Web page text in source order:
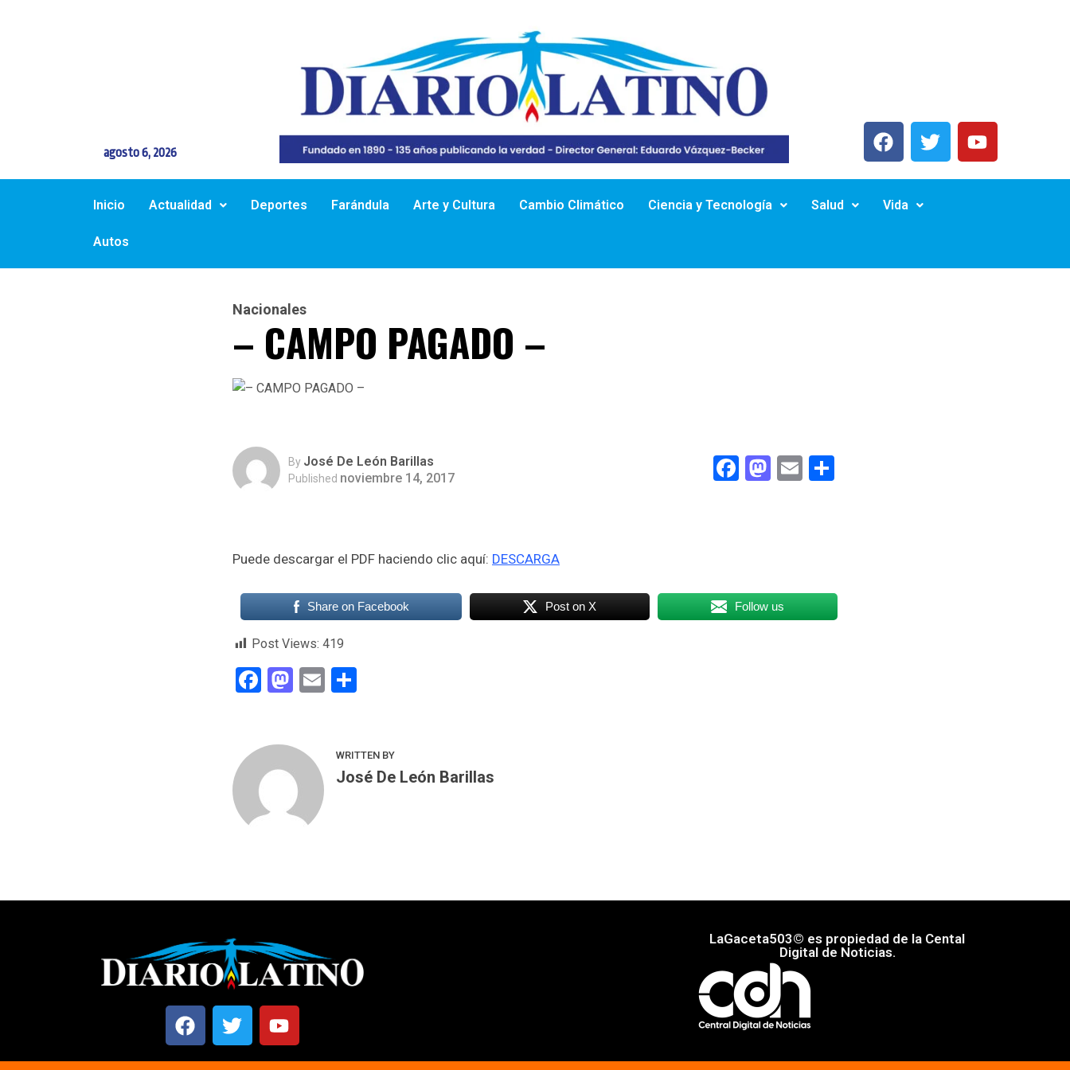
agosto 6, 2026
Inicio Actualidad Deportes Farándula Arte y Cultura Cambio Climático Ciencia y Tecnología Salud Vida
Autos
Nacionales
– CAMPO PAGADO –
By José De León Barillas
Published noviembre 14, 2017 Facebook
Mastodon
Email
Puede descargar el PDF haciendo clic aquí: DESCARGA
Share on Facebook Post on X Follow us
Post Views: 419
Facebook
Mastodon
Email
WRITTEN BY
José De León Barillas
LaGaceta503© es propiedad de la Cental
Digital de Noticias.